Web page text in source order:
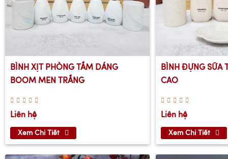
BÌNH XỊT PHÒNG TẮM DÁNG
BOOM MEN TRẮNG
Liên hệ
Xem Chi Tiết
BÌNH ĐỰNG SỮA
CAO
Liên hệ
Xem Chi Tiết